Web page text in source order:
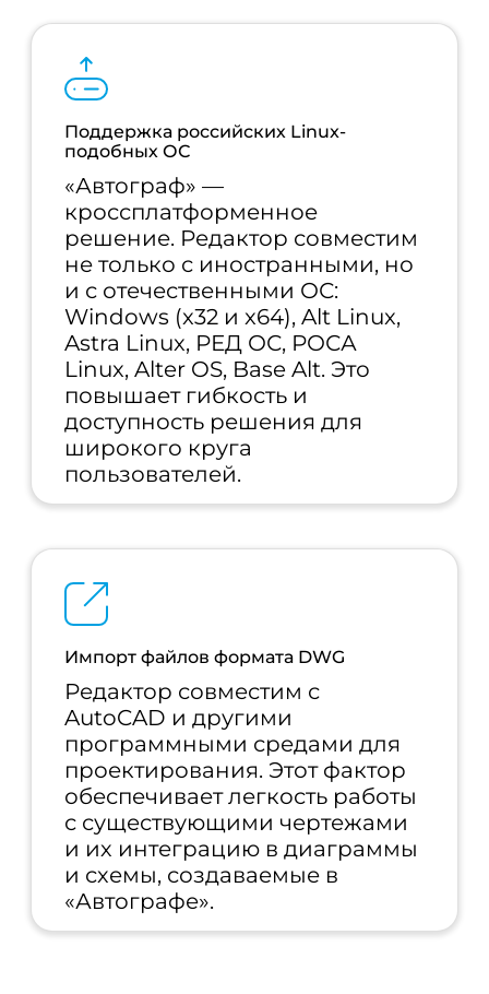
Поддержка российских Linux-
подобных ОС
«Автограф» —
кроссплатформенное
решение. Редактор совместим
не только с иностранными, но
и с отечественными ОС:
Windows (x32 и x64), Alt Linux,
Astra Linux, РЕД ОС, РОСА
Linux, Alter OS, Base Alt. Это
повышает гибкость и
доступность решения для
широкого круга
пользователей.
Импорт файлов формата DWG
Редактор совместим с
AutoCAD и другими
программными средами для
проектирования. Этот фактор
обеспечивает легкость работы
с существующими чертежами
и их интеграцию в диаграммы
и схемы, создаваемые в
«Автографе».